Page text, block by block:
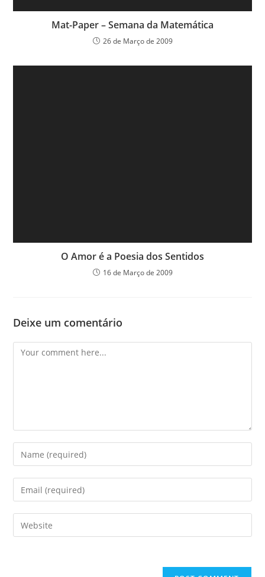
Mat-Paper – Semana da Matemática
26 de Março de 2009
O Amor é a Poesia dos Sentidos
16 de Março de 2009
Deixe um comentário
Comment
Enter
your
name
comment
Enter
your
email
address
Enter
your